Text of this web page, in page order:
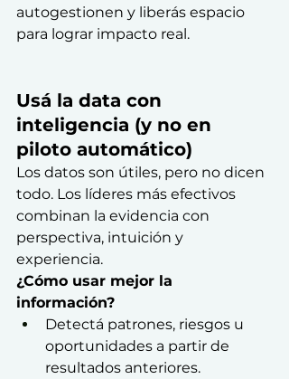
autogestionen y liberás espacio
para lograr impacto real.
Usá la data con
inteligencia (y no en
piloto automático)
Los datos son útiles, pero no dicen
todo. Los líderes más efectivos
combinan la evidencia con
perspectiva, intuición y
experiencia.
¿Cómo usar mejor la
información?
Detectá patrones, riesgos u
oportunidades a partir de
resultados anteriores.